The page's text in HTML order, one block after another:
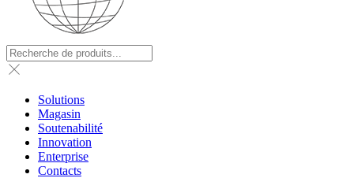
Solutions
Magasin
Soutenabilité
Innovation
Enterprise
Contacts